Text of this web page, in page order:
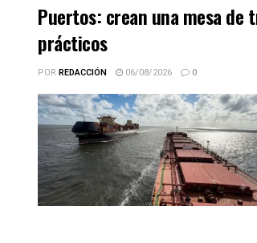
Puertos: crean una mesa de
prácticos
POR REDACCIÓN 06/08/2026 0